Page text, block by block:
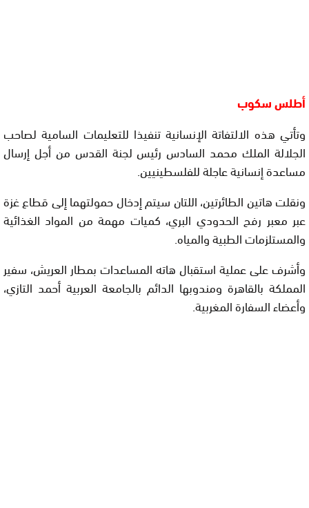
أطلس سكوب
وتأتي هذه الالتفاتة الإنسانية تنفيذا للتعليمات السامية لصاحب
الجلالة الملك محمد السادس رئيس لجنة القدس من أجل إرسال
مساعدة إنسانية عاجلة للفلسطينيين.
ونقلت هاتين الطائرتين، اللتان سيتم إدخال حمولتهما إلى قطاع غزة
عبر معبر رفح الحدودي البري، كميات مهمة من المواد الغذائية
والمستلزمات الطبية والمياه.
وأشرف على عملية استقبال هاته المساعدات بمطار العريش، سفير
المملكة بالقاهرة ومندوبها الدائم بالجامعة العربية أحمد التازي،
وأعضاء السفارة المغربية.